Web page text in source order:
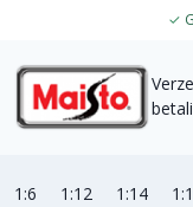
✓
1:6 1:12 1:14